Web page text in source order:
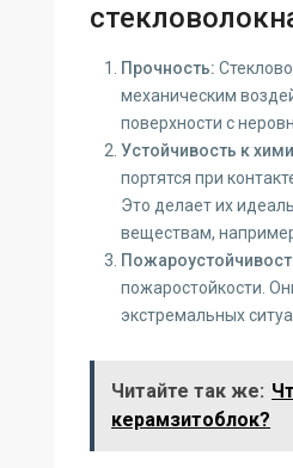
Прочность:
механическим
поверхности с
Устойчивость к
портятся при
Это делает их
веществам,
пожаростойкости.
экстремальных
Читайте так же:
керамзитоблок?